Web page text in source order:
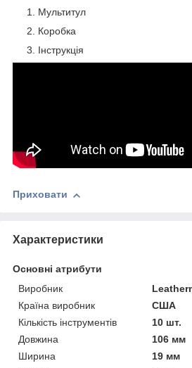
Мультитул
Коробка
Інструкція
Приховати
Характеристики
Основні атрибути
Виробник
Країна виробник
США
Кількість інструментів
10 шт.
Довжина
106 мм
Ширина
19 мм